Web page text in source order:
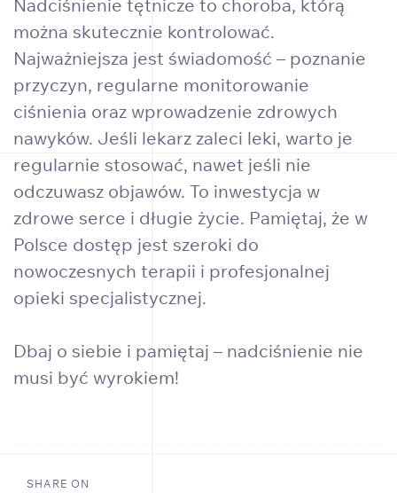
Nadciśnienie tętnicze to choroba, którą
można skutecznie kontrolować.
Najważniejsza jest świadomość – poznanie
przyczyn, regularne monitorowanie
ciśnienia oraz wprowadzenie zdrowych
nawyków. Jeśli lekarz zaleci leki, warto je
regularnie stosować, nawet jeśli nie
odczuwasz objawów. To inwestycja w
zdrowe serce i długie życie. Pamiętaj, że w
Polsce dostęp jest szeroki do
nowoczesnych terapii i profesjonalnej
opieki specjalistycznej.
Dbaj o siebie i pamiętaj – nadciśnienie nie
musi być wyrokiem!
SHARE ON